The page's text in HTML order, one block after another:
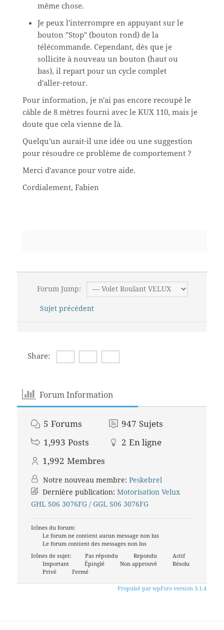
même chose.
Je peux l'interrompre en appuyant sur le
bouton "Stop" (bouton rond) de la
télécommande. Cependant, dès que je
sollicite à nouveau un bouton (haut ou
bas), il repart pour un cycle complet
d'aller-retour.
Pour information, je n'ai pas encore recoupé le
câble de 8 mètres fourni avec le KUX 110, mais je
doute que cela vienne de là.
Quelqu'un aurait-il une idée ou une suggestion
pour résoudre ce problème de comportement ?
Merci d'avance pour votre aide.
Cordialement, Fabien
Forum Jump:
Sujet précédent
Share:
Forum Information
5 Forums 947 Sujets
1,993 Posts 2 En ligne
1,992 Membres
Notre nouveau membre:Peskebrel
Dernière publication:Motorisation Velux
GHL S06 3076FG / GGL S06 3076FG
Icônes du forum:
Le forum ne contient aucun message non lus
Le forum contient des messages non lus
Icônes de sujet:
Pas répondu Repondu
Actif
Important
Épinglé Non approuvé
Résolu
Privé
Fermé
Propulsé par wpForo version 3.1.4